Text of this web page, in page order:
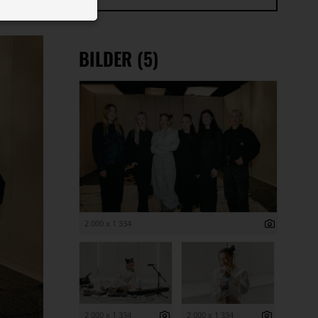
BILDER (5)
2 000 x 1 334
2 000 x 1 334 2 000 x 1 334